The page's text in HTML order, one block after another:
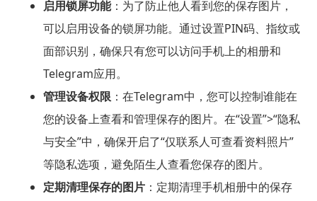
启用锁屏功能：为了防止他人看到您的保存图片，
可以启用设备的锁屏功能。通过设置PIN码、指纹或
面部识别，确保只有您可以访问手机上的相册和
Telegram应用。
管理设备权限：在Telegram中，您可以控制谁能在
您的设备上查看和管理保存的图片。在“设置”>“隐私
与安全”中，确保开启了“仅联系人可查看资料照片”
等隐私选项，避免陌生人查看您保存的图片。
定期清理保存的图片：定期清理手机相册中的保存